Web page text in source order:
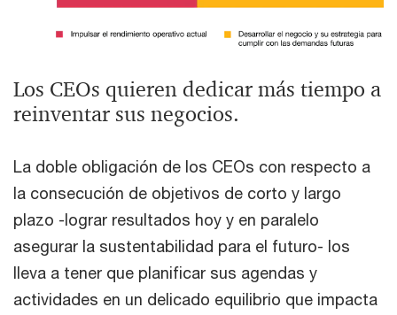
Los CEOs quieren dedicar más tiempo a
reinventar sus negocios.
La doble obligación de los CEOs con respecto a
la consecución de objetivos de corto y largo
plazo -lograr resultados hoy y en paralelo
asegurar la sustentabilidad para el futuro- los
lleva a tener que planificar sus agendas y
actividades en un delicado equilibrio que impacta